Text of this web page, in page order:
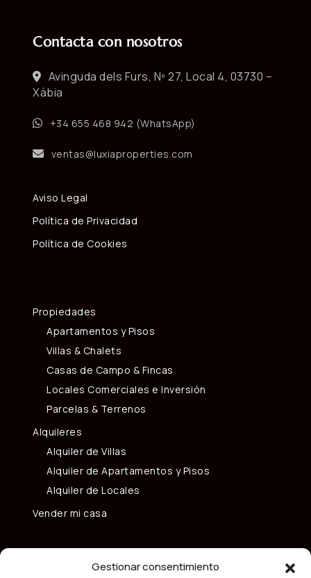
Gestionar consentimiento
Contacta con nosotros
Avinguda dels Furs, Nº 27, Local 4, 03730 –
Xàbia
+34 655 468 942 (WhatsApp)
ventas@luxiaproperties.com
Aviso Legal
Política de Privacidad
Política de Cookies
Propiedades
Apartamentos y Pisos
Villas & Chalets
Casas de Campo & Fincas
Locales Comerciales e Inversión
Parcelas & Terrenos
Alquileres
Alquiler de Villas
Alquiler de Apartamentos y Pisos
Alquiler de Locales
Vender mi casa